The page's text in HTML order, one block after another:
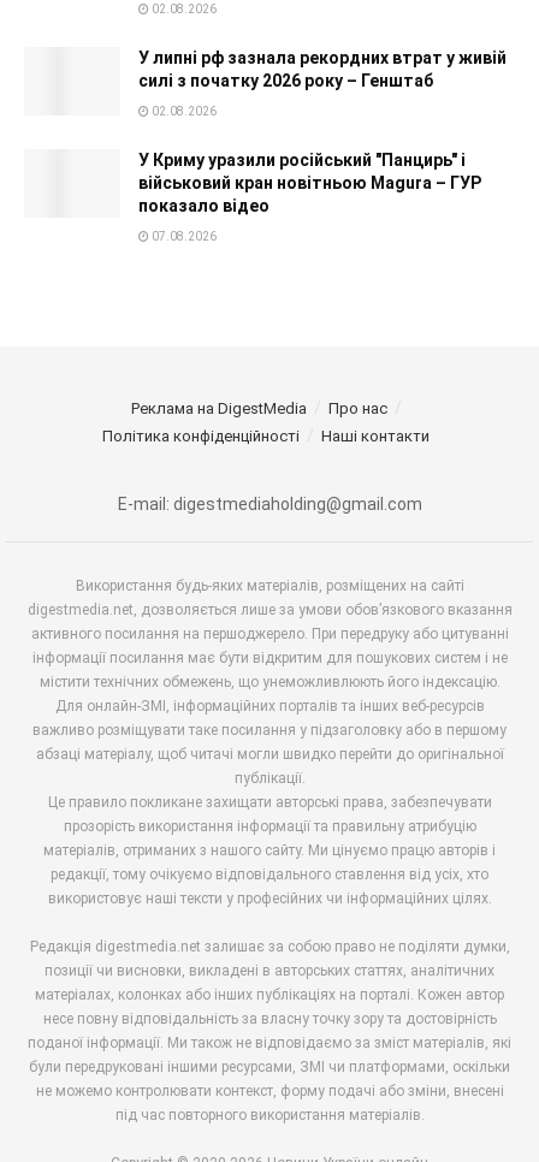
02.08.2026
У липні рф зазнала рекордних втрат у живій
силі з початку 2026 року – Генштаб
02.08.2026
У Криму уразили російський "Панцирь" і
військовий кран новітньою Magura – ГУР
показало відео
07.08.2026
Реклама на DigestMedia
Про нас
Політика конфіденційності
Наші контакти
E-mail: digestmediaholding@gmail.com
Використання будь-яких матеріалів, розміщених на сайті
digestmedia.net, дозволяється лише за умови обов’язкового вказання
активного посилання на першоджерело. При передруку або цитуванні
інформації посилання має бути відкритим для пошукових систем і не
містити технічних обмежень, що унеможливлюють його індексацію.
Для онлайн-ЗМІ, інформаційних порталів та інших веб-ресурсів
важливо розміщувати таке посилання у підзаголовку або в першому
абзаці матеріалу, щоб читачі могли швидко перейти до оригінальної
публікації.
Це правило покликане захищати авторські права, забезпечувати
прозорість використання інформації та правильну атрибуцію
матеріалів, отриманих з нашого сайту. Ми цінуємо працю авторів і
редакції, тому очікуємо відповідального ставлення від усіх, хто
використовує наші тексти у професійних чи інформаційних цілях.
Редакція digestmedia.net залишає за собою право не поділяти думки,
позиції чи висновки, викладені в авторських статтях, аналітичних
матеріалах, колонках або інших публікаціях на порталі. Кожен автор
несе повну відповідальність за власну точку зору та достовірність
поданої інформації. Ми також не відповідаємо за зміст матеріалів, які
були передруковані іншими ресурсами, ЗМІ чи платформами, оскільки
не можемо контролювати контекст, форму подачі або зміни, внесені
під час повторного використання матеріалів.